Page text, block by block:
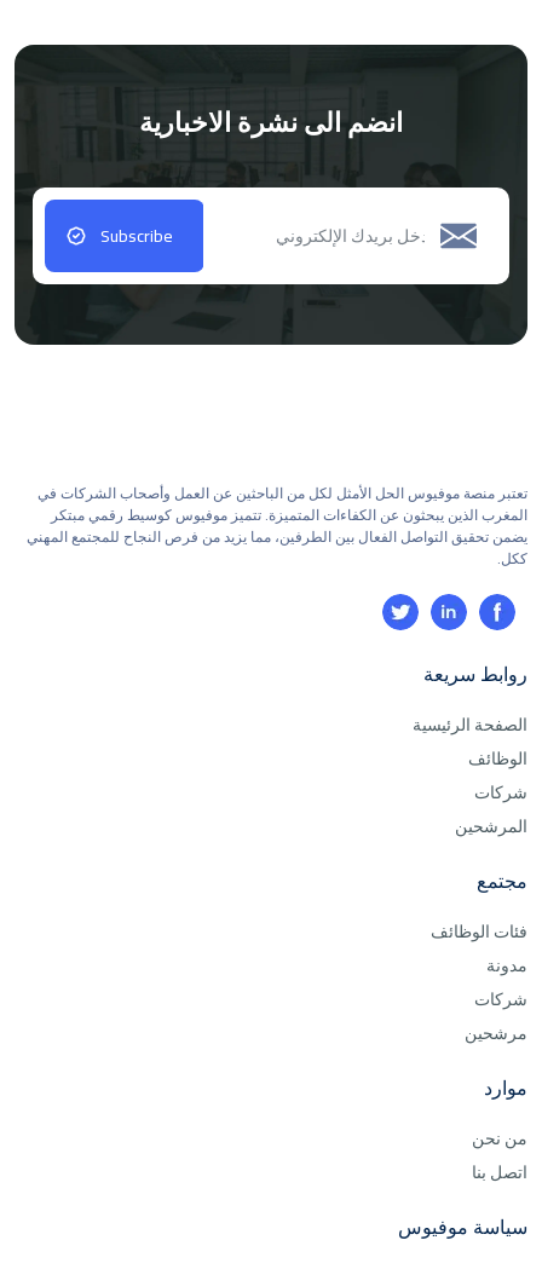
انضم الى نشرة الاخبارية
Subscribe
تعتبر منصة موفيوس الحل الأمثل لكل من الباحثين عن العمل وأصحاب الشركات في
المغرب الذين يبحثون عن الكفاءات المتميزة. تتميز موفيوس كوسيط رقمي مبتكر
يضمن تحقيق التواصل الفعال بين الطرفين، مما يزيد من فرص النجاح للمجتمع المهني
ككل.
روابط سريعة
الصفحة الرئيسية
الوظائف
شركات
المرشحين
مجتمع
فئات الوظائف
مدونة
شركات
مرشحين
موارد
من نحن
اتصل بنا
سياسة موفيوس